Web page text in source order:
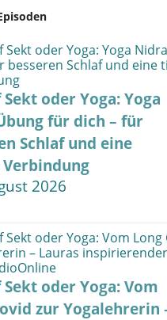
oder Yoga: Yoga
für dich – für
Schlaf und eine
2026
oder Yoga: Vom
zur Yogalehrerin